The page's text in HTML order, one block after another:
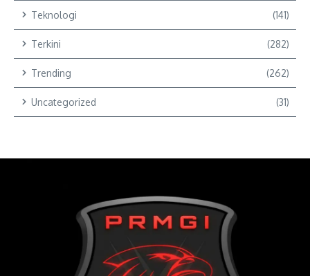
Teknologi (141)
Terkini (282)
Trending (262)
Uncategorized (31)